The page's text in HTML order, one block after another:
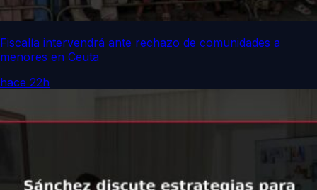
Fiscalía intervendrá ante rechazo de comunidades a
menores en Ceuta
hace 22h